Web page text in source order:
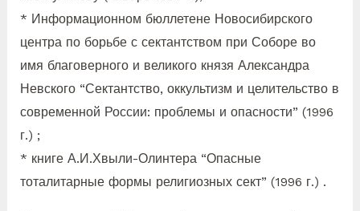
* Информационном бюллетене Новосибирского
центра по борьбе с сектантством при Соборе во
имя благоверного и великого князя Александра
Невского “Сектантство, оккультизм и целительство в
современной России: проблемы и опасности” (1996
г.) ;
* книге А.И.Хвыли-Олинтера “Опасные
тоталитарные формы религиозных сект” (1996 г.) .